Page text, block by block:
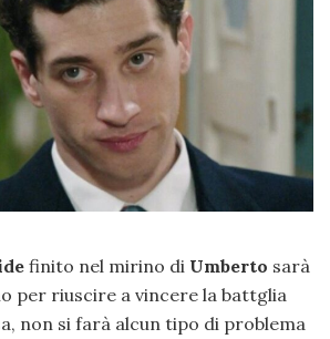
finito nel mirino di Umberto sarà
per riuscire a vincere la battglia
non si farà alcun tipo di problema